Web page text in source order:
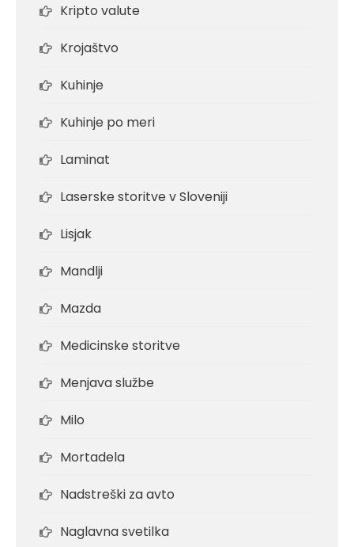
Kripto valute
Krojaštvo
Kuhinje
Kuhinje po meri
Laminat
Laserske storitve v Sloveniji
Lisjak
Mandlji
Mazda
Medicinske storitve
Menjava službe
Milo
Mortadela
Nadstreški za avto
Naglavna svetilka